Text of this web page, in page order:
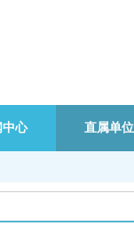
中心 直属单位